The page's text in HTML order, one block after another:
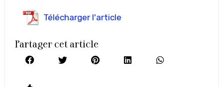
Télécharger l'article
Partager cet article